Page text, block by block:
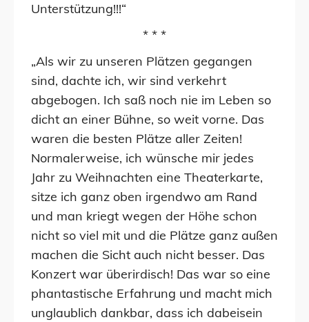
Unterstützung!!!“
* * *
„Als wir zu unseren Plätzen gegangen
sind, dachte ich, wir sind verkehrt
abgebogen. Ich saß noch nie im Leben so
dicht an einer Bühne, so weit vorne. Das
waren die besten Plätze aller Zeiten!
Normalerweise, ich wünsche mir jedes
Jahr zu Weihnachten eine Theaterkarte,
sitze ich ganz oben irgendwo am Rand
und man kriegt wegen der Höhe schon
nicht so viel mit und die Plätze ganz außen
machen die Sicht auch nicht besser. Das
Konzert war überirdisch! Das war so eine
phantastische Erfahrung und macht mich
unglaublich dankbar, dass ich dabeisein